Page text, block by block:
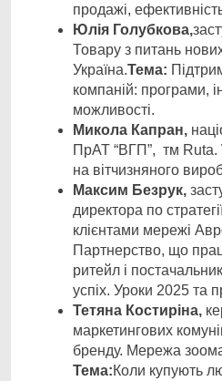
продажі,
Юлія Голубкова,
Товару з питань
Україна.Тема:
компаній: програми,
можливості.
Микола Капран,
ПрАТ “ВГП”, тм Ruta.
на вітчизняного
Максим Безрук,
директора по
клієнтами мережі
Партнерство, що
ритейл і
успіх. Уроки 2025 та
Тетяна Костиріна,
маркетингових
бренду. Мережа
Тема:Коли купують